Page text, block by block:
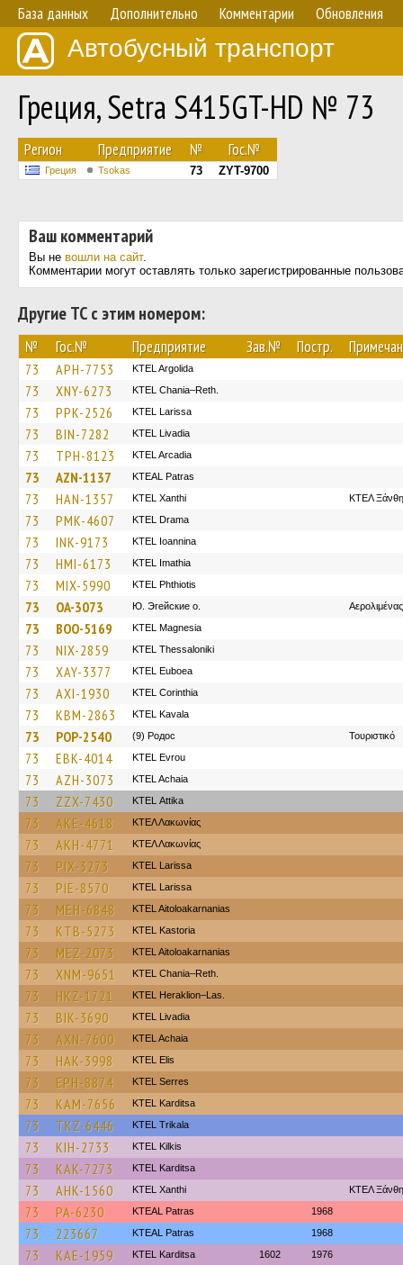
База данных Дополнительно Комментарии Обновления
Автобусный транспорт
Греция, Setra S415GT-HD № 73
Регион Предприятие № Гос.№
Греция Tsokas 73 ZYT-9700
Ваш комментарий
Вы не вошли на сайт.
Комментарии могут оставлять только зарегистрированные
Другие ТС с этим номером:
№ Гос.№ Предприятие Зав.№ Постр.
73 APH-7753 KTEL Argolida
73 XNY-6273 KTEL Chania–Reth.
73 PPK-2526 KTEL Larissa
73 BIN-7282 KTEL Livadia
73 TPH-8123 KTEL Arcadia
73 AZN-1137 KTEAL Patras
73 HAN-1357 KTEL Xanthi ΚΤΕΛ
73 PMK-4607 KTEL Drama
73 INK-9173 KTEL Ioannina
73 HMI-6173 KTEL Imathia
73 MIX-5990 ΚΤΕL Phthiotis
73 OA-3073 Ю. Эгейские о.
73 BOO-5169 ΚΤΕL Magnesia
73 NIX-2859 KTEL Thessaloniki
73 XAY-3377 ΚΤΕL Euboea
73 AXI-1930 KTEL Corinthia
73 KBM-2863 KTEL Kavala
73 POP-2540 (9) Родос Τουριστικό
73 EBK-4014 KTEL Evrou
73 AZH-3073 KTEL Achaia
73 ZZX-7430 KΤΕL Αttika
73 AKE-4618 ΚΤΕΛ Λακωνίας
73 AKH-4771 ΚΤΕΛ Λακωνίας
73 PIX-3273 KTEL Larissa
73 PIE-8570 KTEL Larissa
73 MEH-6848 KTEL Aitoloakarnanias
73 KTB-5273 KTEL Kastoria
73 MEZ-2073 KTEL Aitoloakarnanias
73 XNM-9651 KTEL Chania–Reth.
73 HKZ-1721 KTEL Heraklion–Las.
73 BIK-3690 KTEL Livadia
73 AXN-7600 KTEL Achaia
73 HAK-3998 KTEL Elis
73 EPH-8874 KTEL Serres
73 KAM-7656 ΚΤΕL Karditsa
73 TKZ-6446 ΚΤΕL Τrikala
73 KIH-2733 KTEL Kilkis
73 KAK-7273 ΚΤΕL Karditsa
73 AHK-1560 KTEL Xanthi ΚΤΕΛ
73 PA-6230 KTEAL Patras 1968
73 223667 KTEAL Patras 1968
73 KAE-1959 ΚΤΕL Karditsa 1602 1976